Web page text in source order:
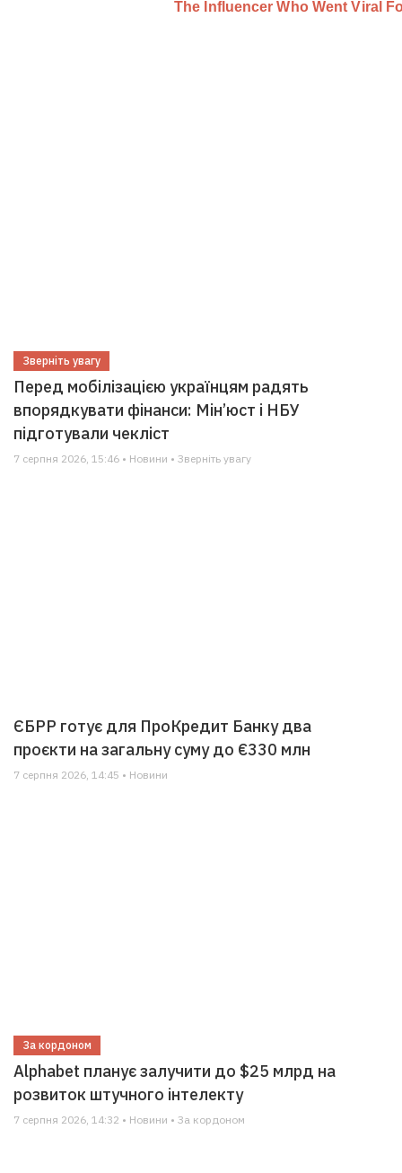
Зверніть увагу
Перед мобілізацією українцям радять
впорядкувати фінанси: Мін’юст і НБУ
підготували чекліст
7 серпня 2026, 15:46 • Новини • Зверніть увагу
ЄБРР готує для ПроКредит Банку два
проєкти на загальну суму до €330 млн
7 серпня 2026, 14:45 • Новини
За кордоном
Alphabet планує залучити до $25 млрд на
розвиток штучного інтелекту
7 серпня 2026, 14:32 • Новини • За кордоном